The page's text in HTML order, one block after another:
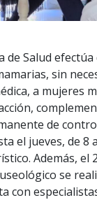
de Salud
sin
a mujeres
de
el jueves, de 8
Además, el
se
con